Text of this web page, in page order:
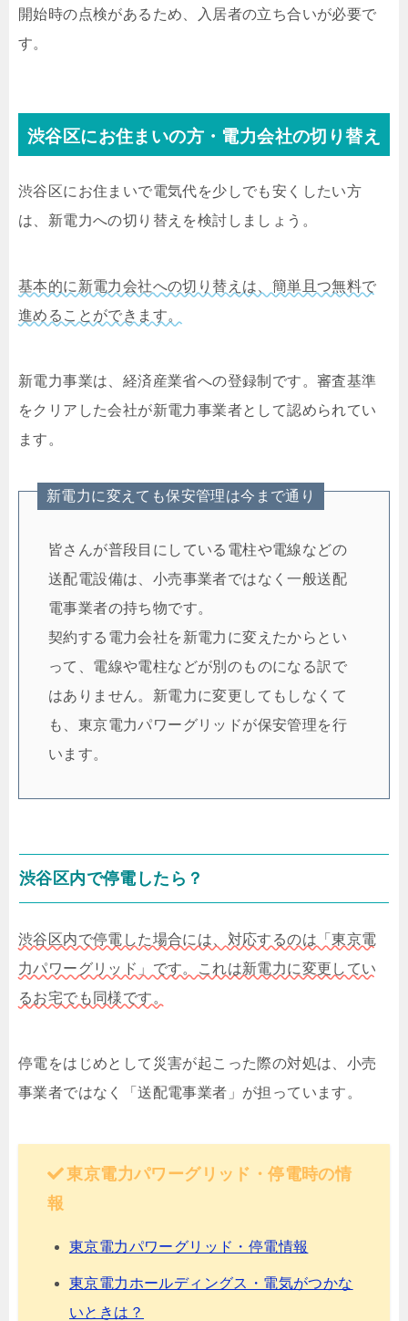
開始時の点検があるため、入居者の立ち合いが必要で
す。
渋谷区にお住まいの方・電力会社の切り替え
渋谷区にお住まいで電気代を少しでも安くしたい方
は、新電力への切り替えを検討しましょう。
基本的に新電力会社への切り替えは、簡単且つ無料で
進めることができます。
新電力事業は、経済産業省への登録制です。審査基準
をクリアした会社が新電力事業者として認められてい
ます。
新電力に変えても保安管理は今まで通り
皆さんが普段目にしている電柱や電線などの
送配電設備は、小売事業者ではなく一般送配
電事業者の持ち物です。
契約する電力会社を新電力に変えたからとい
って、電線や電柱などが別のものになる訳で
はありません。新電力に変更してもしなくて
も、東京電力パワーグリッドが保安管理を行
います。
渋谷区内で停電したら？
渋谷区内で停電した場合には、対応するのは「東京電
力パワーグリッド」です。これは新電力に変更してい
るお宅でも同様です。
停電をはじめとして災害が起こった際の対処は、小売
事業者ではなく「送配電事業者」が担っています。
東京電力パワーグリッド・停電時の情
報
東京電力パワーグリッド・停電情報
東京電力ホールディングス・電気がつかな
いときは？